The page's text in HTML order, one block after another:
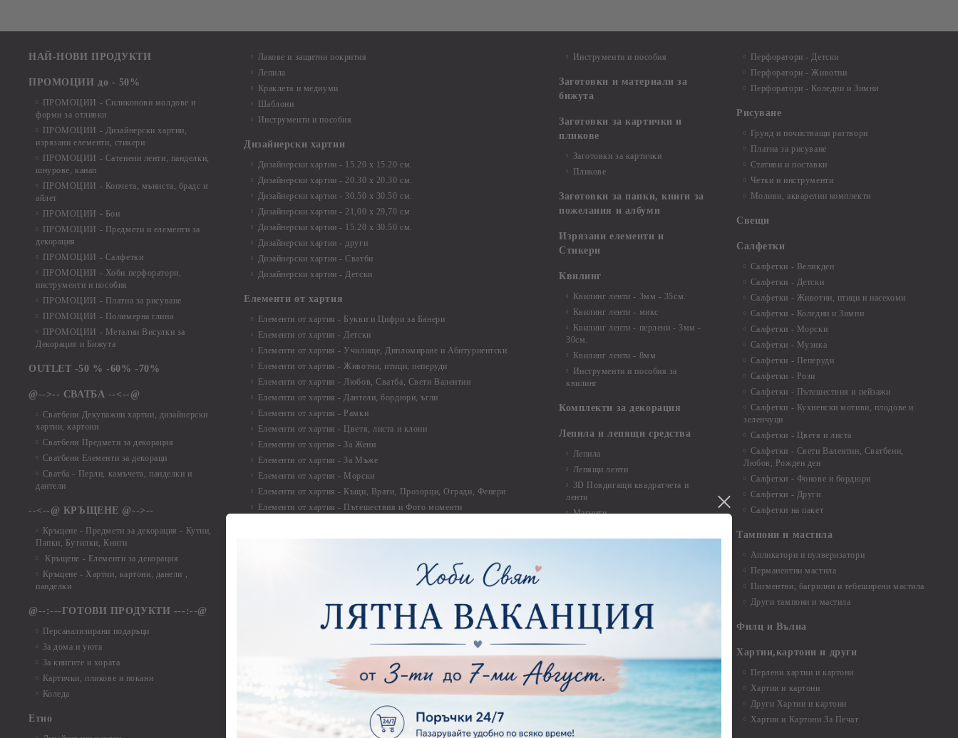
НАЙ-НОВИ ПРОДУКТИ
ПРОМОЦИИ до - 50%
ПРОМОЦИИ - Силиконови молдове и
форми за отливки
ПРОМОЦИИ - Дизайнерски хартии,
изрязани елементи, стикери
ПРОМОЦИИ - Сатенени ленти, панделки,
шнурове, канап
ПРОМОЦИИ - Копчета, мъниста, брадс и
айлет
ПРОМОЦИИ - Бои
ПРОМОЦИИ - Предмети и елементи за
декорация
ПРОМОЦИИ - Салфетки
ПРОМОЦИИ - Хоби перфоратори,
инструменти и пособия
ПРОМОЦИИ - Платна за рисуване
ПРОМОЦИИ - Полимерна глина
ПРОМОЦИИ - Метални Висулки за
Декорация и Бижута
OUTLET -50 % -60% -70%
@-->-- СВАТБА --<--@
Сватбени Декупажни хартии, дизайнерски
хартии, картони
Сватбени Предмети за декорация
Сватбени Елементи за декораци
Сватба - Перли, камъчета, панделки и
дантели
--<--@ КРЪЩЕНЕ @-->--
Кръщене - Предмети за декорация - Кутии,
Папки, Бутилки, Книги
Кръщене - Елементи за декорация
Кръщене - Хартии, картони, данели ,
панделки
@--:---ГОТОВИ ПРОДУКТИ ---:--@
Персанализирани подаръци
За дома и уюта
За книгите и хората
Картички, пликове и покани
Коледа
Етно
Лакове и защитни покрития
Лепила
Краклета и медиуми
Шаблони
Инструменти и пособия
Дизайнерски хартии
Дизайнерски хартии - 15.20 х 15.20 см.
Дизайнерски хартии - 20.30 х 20.30 см.
Дизайнерски хартии - 30.50 х 30.50 см.
Дизайнерски хартии - 21,00 х 29,70 см
Дизайнерски хартии - 15.20 x 30.50 см.
Дизайнерски хартии - други
Дизайнерски хартии - Сватби
Дизайнерски хартии - Детски
Елементи от хартия
Елементи от хартия - Букви и Цифри за Банери
Елементи от хартия - Детски
Елементи от хартия - Училище, Дипломиране и Абитуриентски
Елементи от хартия - Животни, птици, пеперуди
Елементи от хартия - Любов, Сватба, Свети Валентин
Елементи от хартия - Дантели, бордюри, ъгли
Елементи от хартия - Рамки
Елементи от хартия - Цветя, листа и клони
Елементи от хартия - За Жени
Елементи от хартия - За Мъже
Елементи от хартия - Морски
Елементи от хартия - Къщи, Врати, Прозорци, Огради, Фенери
Елементи от хартия - Пътешествия и Фото моменти
Елементи от хартия - Многопластови елементи
Елементи от хартия - Готови композиции
Елементи от хартия - Коледа и Зима
Елементи от бирен картон
Елементи от бирен картон - Декоративни рамки
Елементи от бирен картон - Надписи на български
Елементи от бирен картон - Ъгли и орнаменти
Елементи от бирен картон - Сватба
Елементи от бирен картон - Училище, Дипломиране и Завършване
Елементи от бирен картон - Бебшки и Детски елементи
Инструменти и пособия
Заготовки и материали за
бижута
Заготовки за картички и
пликове
Заготовки за картички
Пликове
Заготовки за папки, книги за
пожелания и албуми
Изрязани елементи и
Стикери
Квилинг
Квилинг ленти - 3мм - 35см.
Квилинг ленти - микс
Квилинг ленти - перлени - 3мм -
30см.
Квилинг ленти - 8мм
Инструменти и пособия за
квилинг
Комплекти за декорация
Лепила и лепящи средства
Лепила
Лепящи ленти
3D Повдигащи квадратчета и
ленти
Магнити
Макраме Основи - до 6,00 см
Макраме Основи - 7,00 - 15,00 см
Макраме Основи - над 15,00 см
Опаковки
Мебелен обков и аксесоари
Дръжки
Перфоратори - Детски
Перфоратори - Животни
Перфоратори - Коледни и Зимни
Рисуване
Грунд и почистващи разтвори
Платна за рисуване
Стативи и поставки
Четки и инструменти
Моливи, акварелни комплекти
Свещи
Салфетки
Салфетки - Великден
Салфетки - Детски
Салфетки - Животни, птици и насекоми
Салфетки - Коледни и Зимни
Салфетки - Морски
Салфетки - Музика
Салфетки - Пеперуди
Салфетки - Рози
Салфетки - Пътешествия и пейзажи
Салфетки - Кухненски мотиви, плодове и
зеленчуци
Салфетки - Цветя и листа
Салфетки - Свети Валентин, Сватбени,
Любов, Рожден ден
Салфетки - Фонове и бордюри
Салфетки - Други
Салфетки на пакет
Тампони и мастила
Апликатори и пулверизатори
Перманентни мастила
Пигментни, багрилни и тебеширени мастила
Други тампони и мастила
Филц и Вълна
Хартии,картони и други
Перлени хартии и картони
Хартии и картони
Други Хартии и картони
Хартии и Картони За Печат